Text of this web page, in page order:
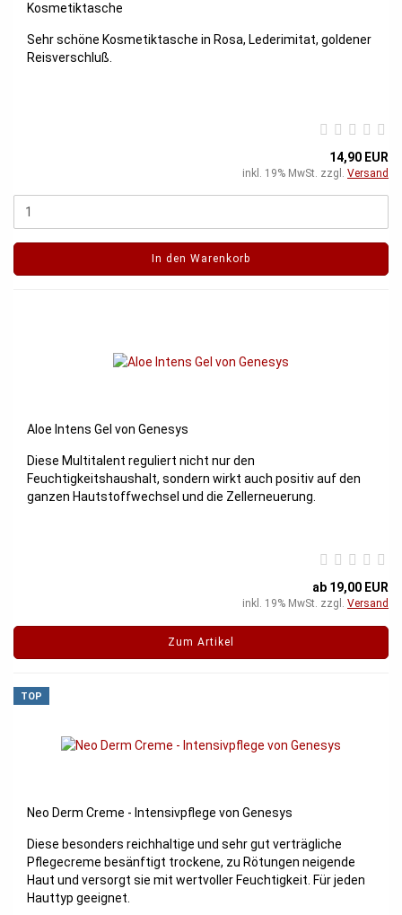
Kosmetiktasche
Sehr schöne Kosmetiktasche in Rosa, Lederimitat, goldener
Reisverschluß.
14,90 EUR
inkl. 19% MwSt. zzgl. Versand
In den Warenkorb
Aloe Intens Gel von Genesys
Diese Multitalent reguliert nicht nur den
Feuchtigkeitshaushalt, sondern wirkt auch positiv auf den
ganzen Hautstoffwechsel und die Zellerneuerung.
ab 19,00 EUR
inkl. 19% MwSt. zzgl. Versand
Zum Artikel
TOP
Neo Derm Creme - Intensivpflege von Genesys
Diese besonders reichhaltige und sehr gut verträgliche
Pflegecreme besänftigt trockene, zu Rötungen neigende
Haut und versorgt sie mit wertvoller Feuchtigkeit. Für jeden
Hauttyp geeignet.